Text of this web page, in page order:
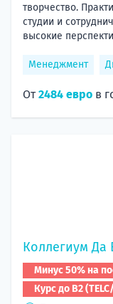
творчество.
студии и
высокие
Менеджмент
От2484 евро в
Коллегиум Да
Минус 50% на
Курс до B2